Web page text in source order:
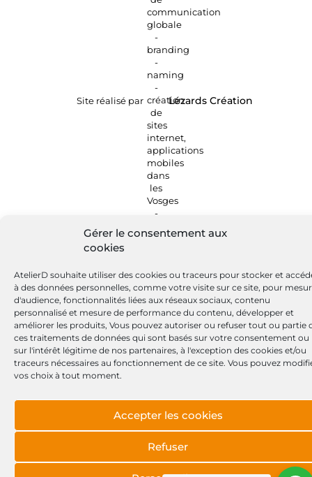
Gérer le consentement aux
cookies
AtelierD souhaite utiliser des cookies ou traceurs pour stocker et
à des données personnelles, comme votre visite sur ce site, pour
d'audience, fonctionnalités liées aux réseaux sociaux, contenu
personnalisé et mesure de performance du contenu, développer et
améliorer les produits, Vous pouvez autoriser ou refuser tout ou partie
ces traitements de données qui sont basés sur votre consentement ou
sur l'intérêt légitime de nos partenaires, à l'exception des cookies et/ou
traceurs nécessaires au fonctionnement de ce site. Vous pouvez
vos choix à tout moment.
Accepter les cookies
Refuser
Site réalisé par Lézards Création